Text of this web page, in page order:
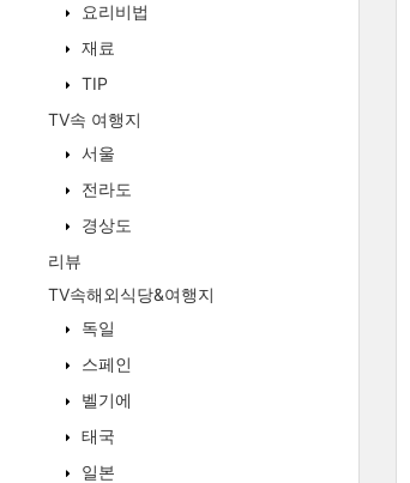
요리비법
재료
TIP
TV속 여행지
서울
전라도
경상도
리뷰
TV속해외식당&여행지
독일
스페인
벨기에
태국
일본